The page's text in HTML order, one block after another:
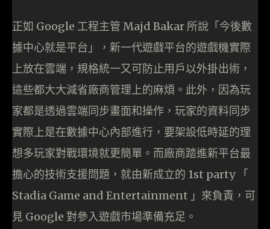
正如 Google 工程主管 Majd Bakar 所說「今後數
據中心就是平台」，新一代遊戲平台的遊戲機實際
上放在雲端，規格統一又可防止用戶以外掛出術，
這些都大大減省廠商管理上的麻煩。此外，因為玩
家都是透過雲端同步畫面和操作，玩家的資料同步
實際上是在數據中心內部進行，要架設低時延的理
想多玩家對戰環境就更簡單。而廠商踏進新平台最
擔心的技術支援問題，就由新成立的 1st party 「
Stadia Game and Entertainment 」來負責，可
見 Google 對參入遊戲市場準備充足。